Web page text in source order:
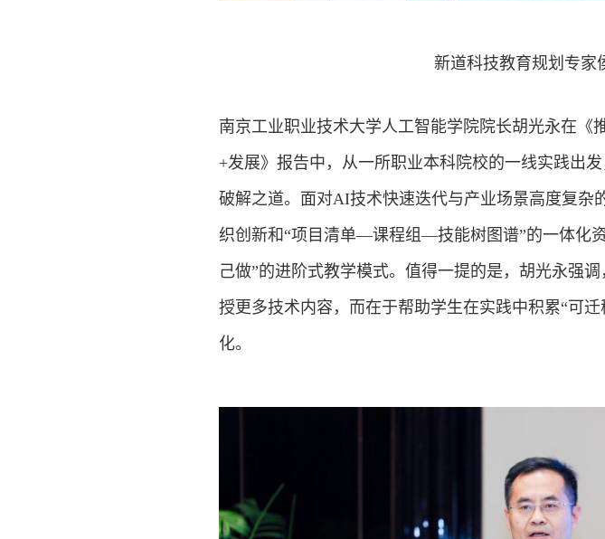
新道科技教育规划专家
南京工业职业技术大学人工智能学院院长胡光永在《
+发展》报告中，从一所职业本科院校的一线实践出
破解之道。面对AI技术快速迭代与产业场景高度复杂
织创新和“项目清单—课程组—技能树图谱”的一体化
己做”的进阶式教学模式。值得一提的是，胡光永强
授更多技术内容，而在于帮助学生在实践中积累“可
化。